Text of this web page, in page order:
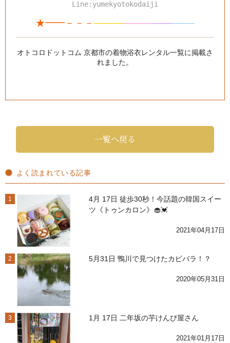
Line:yumekyotokodaiji
★━━－－－ ——————————-
オトコロドットコム 京都市の着物浴衣レンタル一覧に掲載さ
れました。
一覧へ戻る
よく読まれている記事
1
4月 17日 徒歩30秒！今話題の韓国スイー
ツ《トゥンカロン》🧁💓
2021年04月17日
2 5月31日 鴨川で見つけたカピバラ！？
2020年05月31日
3 1月 17日 二年坂の芋けんぴ屋さん
2021年01月17日